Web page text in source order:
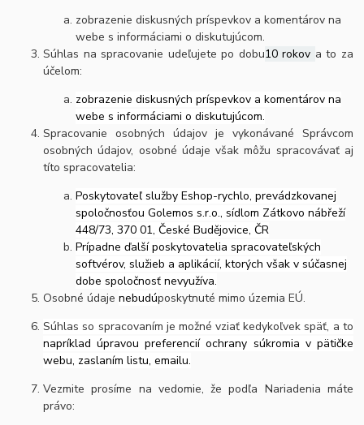
zobrazenie diskusných príspevkov a komentárov na
webe s informáciami o diskutujúcom.
Súhlas na spracovanie udeľujete po dobu10 rokov a to za
účelom:
zobrazenie diskusných príspevkov a komentárov na
webe s informáciami o diskutujúcom.
Spracovanie osobných údajov je vykonávané Správcom
osobných údajov, osobné údaje však môžu spracovávať aj
títo spracovatelia:
Poskytovateľ služby Eshop-rychlo, prevádzkovanej
spoločnosťou Golemos s.r.o., sídlom Zátkovo nábřeží
448/73, 370 01, České Budějovice, ČR
Prípadne ďalší poskytovatelia spracovateľských
softvérov, služieb a aplikácií, ktorých však v súčasnej
dobe spoločnosť nevyužíva.
Osobné údajenebudúposkytnuté mimo územia EÚ.
Súhlas so spracovaním je možné vziať kedykoľvek späť, a to
napríklad úpravou preferencií ochrany súkromia v pätičke
webu, zaslaním listu, emailu.
Vezmite prosíme na vedomie, že podľa Nariadenia máte
právo: